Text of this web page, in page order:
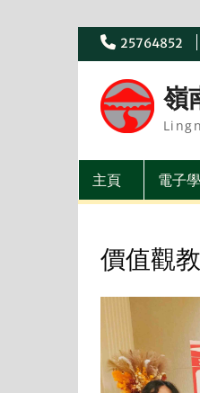
Skip
25764852
嶺
主頁 電子
價值觀